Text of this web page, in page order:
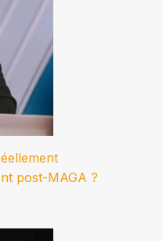
post-MAGA ?